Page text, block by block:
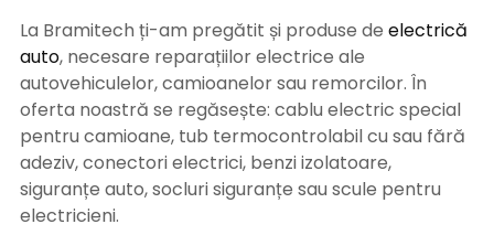
La Bramitech ți-am pregătit și produse de electrică
auto, necesare reparațiilor electrice ale
autovehiculelor, camioanelor sau remorcilor. În
oferta noastră se regăsește: cablu electric special
pentru camioane, tub termocontrolabil cu sau fără
adeziv, conectori electrici, benzi izolatoare,
siguranțe auto, socluri siguranțe sau scule pentru
electricieni.